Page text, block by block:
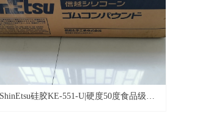
ShinEtsu硅胶KE-551-U|硬度50度食品级高